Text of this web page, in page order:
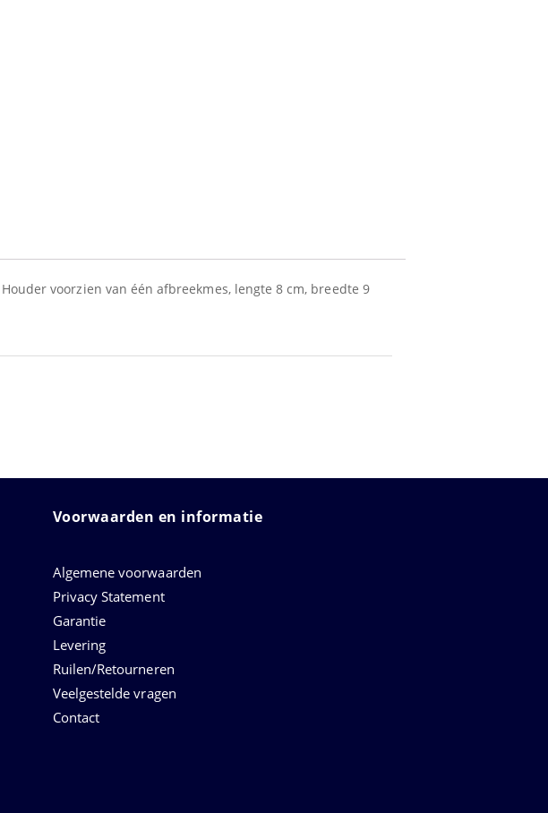
voorzien van één afbreekmes, lengte 8 cm, breedte 9
Voorwaarden en informatie
Algemene voorwaarden
Privacy Statement
Garantie
Levering
Ruilen/Retourneren
Veelgestelde vragen
Contact